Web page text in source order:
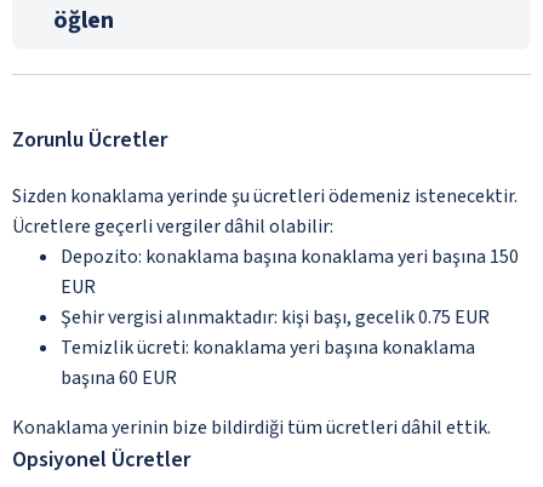
öğlen
Zorunlu Ücretler
Sizden konaklama yerinde şu ücretleri ödemeniz istenecektir.
Ücretlere geçerli vergiler dâhil olabilir:
Depozito: konaklama başına konaklama yeri başına 150
EUR
Şehir vergisi alınmaktadır: kişi başı, gecelik 0.75 EUR
Temizlik ücreti: konaklama yeri başına konaklama
başına 60 EUR
Konaklama yerinin bize bildirdiği tüm ücretleri dâhil ettik.
Opsiyonel Ücretler